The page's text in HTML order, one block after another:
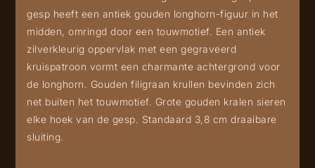
gesp heeft een antiek gouden longhorn-figuur in het
midden, omringd door een touwmotief. Een antiek
zilverkleurig oppervlak met een gegraveerd
kruispatroon vormt een charmante achtergrond voor
de longhorn. Gouden filigraan krullen bevinden zich
net buiten het touwmotief. Grote gouden kralen sieren
elke hoek van de gesp. Standaard 3,8 cm draaibare
sluiting.